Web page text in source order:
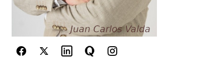
de Googlese aplican.
Enviar Comentario